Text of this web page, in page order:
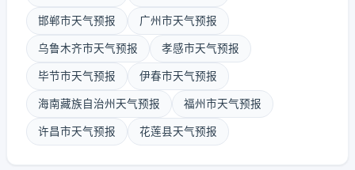
邯郸市天气预报 广州市天气预报
乌鲁木齐市天气预报 孝感市天气预报
毕节市天气预报 伊春市天气预报
海南藏族自治州天气预报 福州市天气预报
许昌市天气预报 花莲县天气预报